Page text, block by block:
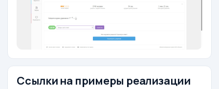
Ссылки на примеры реализации